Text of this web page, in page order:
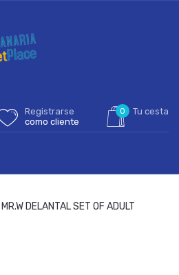
Registrarse
como cliente
0 Tu cesta
MR.W DELANTAL SET OF ADULT